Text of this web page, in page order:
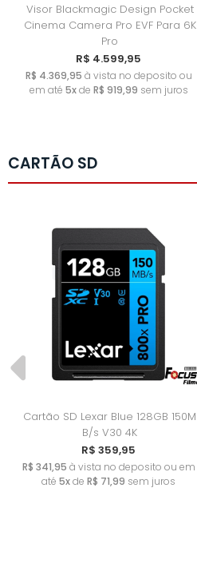
Visor Blackmagic Design Pocket
Cinema Camera Pro EVF Para 6K
Pro
R$ 4.599,95
R$ 4.369,95 à vista no deposito ou
em até 5xde R$ 919,99 sem juros
CARTÃO SD
Cartão SD Lexar Blue 128GB 150M
B/s V30 4K
R$ 359,95
R$ 341,95 à vista no deposito ou em
até 5xde R$ 71,99 sem juros